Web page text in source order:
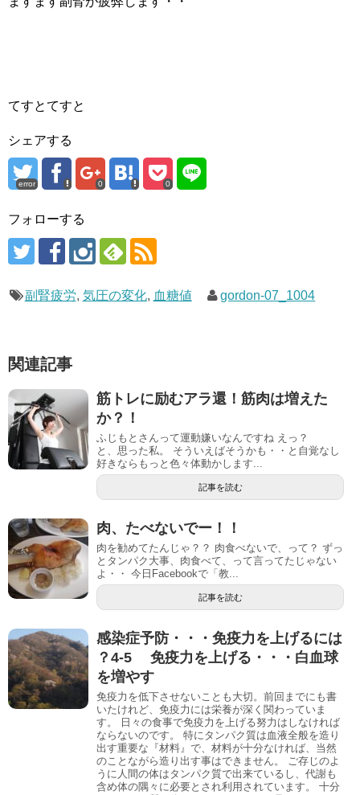
てすとてすと
シェアする
error 0 0
フォローする
副腎疲労, 気圧の変化, 血糖値 gordon-07_1004
関連記事
筋トレに励むアラ還！筋肉は増えた
か？！
ふじもとさんって運動嫌いなんですね えっ？
と、思った私。 そういえばそうかも・・と自覚なし
好きならもっと色々体動かします...
記事を読む
肉、たべないでー！！
肉を勧めてたんじゃ？？ 肉食べないで、って？ ずっ
とタンパク大事、肉食べて、って言ってたじゃない
よ・・ 今日Facebookで「教...
記事を読む
感染症予防・・・免疫力を上げるには
？4-5 免疫力を上げる・・・白血球
を増やす
免疫力を低下させないことも大切。前回までにも書
いたけれど、免疫力には栄養が深く関わっていま
す。 日々の食事で免疫力を上げる努力はしなければ
ならないのです。 特にタンパク質は血液全般を造り
出す重要な『材料』で、材料が十分なければ、当然
のことながら造り出す事はできません。 ご存じのよ
うに人間の体はタンパク質で出来ているし、代謝も
含め体の隅々に必要とされ利用されています。 十分